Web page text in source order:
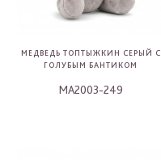
МЕДВЕДЬ ТОПТЫЖКИН СЕРЫЙ С
ГОЛУБЫМ БАНТИКОМ
MA2003-249